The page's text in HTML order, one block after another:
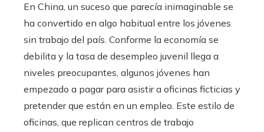
En China, un suceso que parecía inimaginable se
ha convertido en algo habitual entre los jóvenes
sin trabajo del país. Conforme la economía se
debilita y la tasa de desempleo juvenil llega a
niveles preocupantes, algunos jóvenes han
empezado a pagar para asistir a oficinas ficticias y
pretender que están en un empleo. Este estilo de
oficinas, que replican centros de trabajo